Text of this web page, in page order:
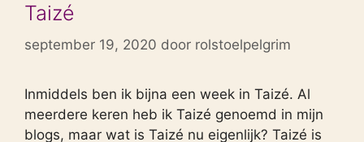
Taizé
september 19, 2020 door rolstoelpelgrim
Inmiddels ben ik bijna een week in Taizé. Al
meerdere keren heb ik Taizé genoemd in mijn
blogs, maar wat is Taizé nu eigenlijk? Taizé is